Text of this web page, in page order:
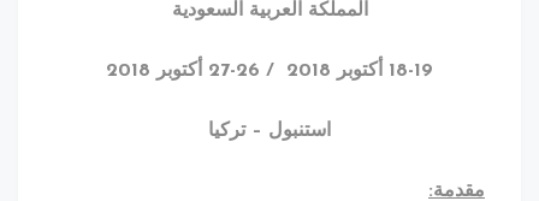
المملكة العربية السعودية
استنبول – تركيا